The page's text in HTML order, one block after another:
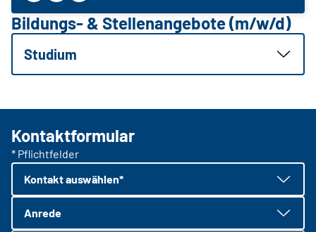
Bildungs- & Stellenangebote (m/w/d)
Studium
Kontaktformular
* Pflichtfelder
Kontakt auswählen*
Anrede